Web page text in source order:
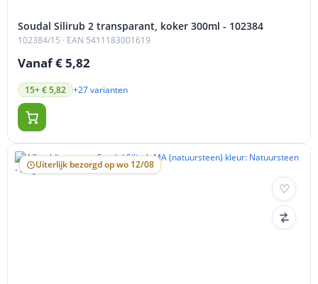
Soudal Silirub 2 transparant, koker 300ml - 102384
102384/15 · EAN 5411183001619
Vanaf € 5,82
15+ € 5,82 +27 varianten
Uiterlijk bezorgd op wo 12/08